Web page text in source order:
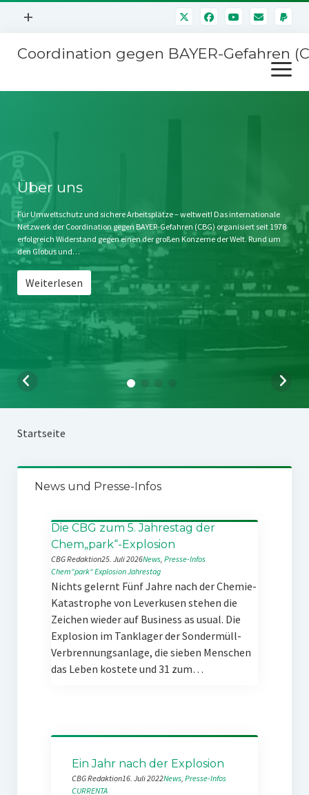
Menü
+
Mitmachen
Kontakt
Impressum
Störfälle
Coordination gegen BAYER-Gefahren
Menü
öffnen
Stichwort BAYER
Jahrestagung
SPENDEN
Über uns
Für Umweltschutz und sichere Arbeitsplätze – weltweit! Das internationale
Netzwerk der Coordination gegen BAYER-Gefahren (CBG) organisiert seit 1978
erfolgreich Widerstand gegen einen der großen Konzerne der Welt. Rund um
den Globus und…
Weiterlesen
Startseite
News und Presse-Infos
Die CBG zum 5. Jahrestag der
Chem„park“-Explosion
CBG Redaktion25. Juli 2026News, Presse-Infos
Chem“park“ExplosionJahrestag
Nichts gelernt Fünf Jahre nach der Chemie-
Katastrophe von Leverkusen stehen die
Zeichen wieder auf Business as usual. Die
Explosion im Tanklager der Sondermüll-
Verbrennungsanlage, die sieben Menschen
das Leben kostete und 31 zum…
Ein Jahr nach der Explosion
CBG Redaktion16. Juli 2022News, Presse-Infos
CURRENTA